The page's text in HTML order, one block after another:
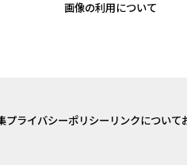
画像の利用について
プライバシーポリシー リンクについて